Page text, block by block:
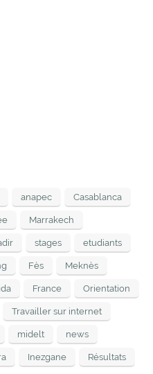
anapec Casablanca
Marrakech
stages etudiants
Fès Meknès
France Orientation
Travailler sur internet
midelt news
Inezgane Résultats